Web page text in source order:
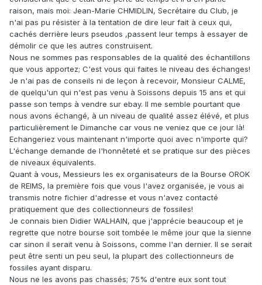
raison, mais moi: Jean-Marie CHMIDLIN, Secrétaire du Club, je
n'ai pas pu résister à la tentation de dire leur fait à ceux qui,
cachés derrière leurs pseudos ,passent leur temps à essayer de
démolir ce que les autres construisent.
Nous ne sommes pas responsables de la qualité des échantillons
que vous apportez; C'est vous qui faites le niveau des échanges!
Je n'ai pas de conseils ni de leçon à recevoir, Monsieur CALME,
de quelqu'un qui n'est pas venu à Soissons depuis 15 ans et qui
passe son temps à vendre sur ebay. Il me semble pourtant que
nous avons échangé, à un niveau de qualité assez élévé, et plus
particulièrement le Dimanche car vous ne veniez que ce jour là!
Echangeriez vous maintenant n'importe quoi avec n'importe qui?
L'échange demande de l'honnêteté et se pratique sur des pièces
de niveaux équivalents.
Quant à vous, Messieurs les ex organisateurs de la Bourse OROK
de REIMS, la première fois que vous l'avez organisée, je vous ai
transmis notre fichier d'adresse et vous n'avez contacté
pratiquement que des collectionneurs de fossiles!
Je connais bien Didier WALHAIN, que j'apprécie beaucoup et je
regrette que notre bourse soit tombée le même jour que la sienne
car sinon il serait venu à Soissons, comme l'an dernier. Il se serait
peut être senti un peu seul, la plupart des collectionneurs de
fossiles ayant disparu.
Nous ne les avons pas chassés; 75% d'entre eux sont tout